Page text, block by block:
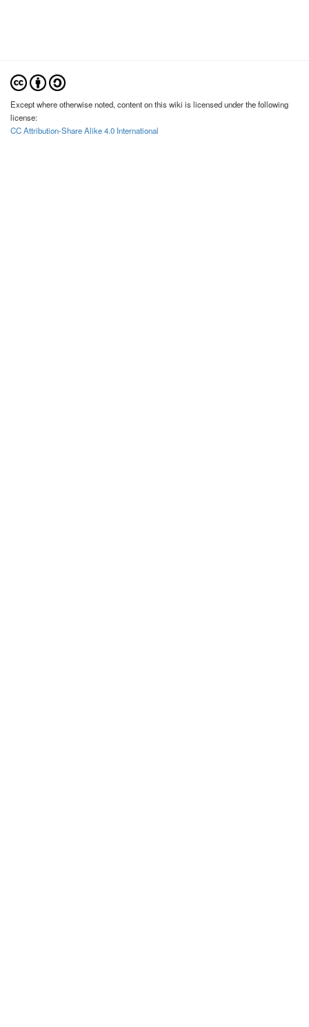
Except where otherwise noted, content on this wiki is licensed under the following
license:
CC Attribution-Share Alike 4.0 International